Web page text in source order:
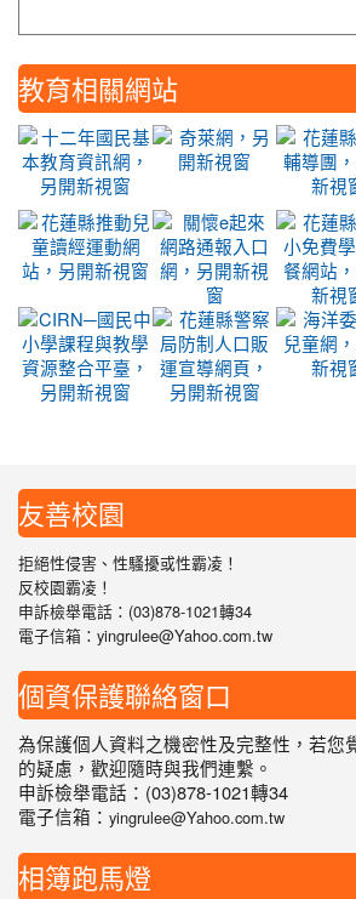
教育相關網站
友善校園
拒絕性侵害、性騷擾或性霸凌！
反校園霸凌！
申訴檢舉電話：(03)878-1021轉34
電子信箱：yingrulee@Yahoo.com.tw
個資保護聯絡窗口
為保護個人資料之機密性及完整性，若您
的疑慮，歡迎隨時與我們連繫。
申訴檢舉電話：(03)878-1021轉34
電子信箱： yingrulee@Yahoo.com.tw
相簿跑馬燈